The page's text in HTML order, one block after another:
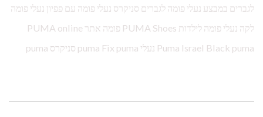
לגברים במבצע נעלי פומה לגברים סניקרס נעלי פומה עם פפיון נעלי פומה
לקה נעלי פומה לילדות PUMA Shoes פומה אתר PUMA online
Puma Israel Black puma נעלי puma Fix puma סניקרס puma